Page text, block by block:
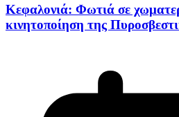
Κεφαλονιά: Φωτιά σε
κινητοποίηση της